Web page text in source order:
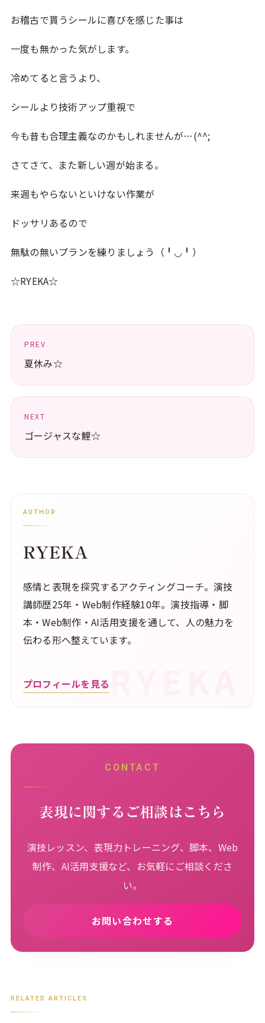
お稽古で貰うシールに喜びを感じた事は
一度も無かった気がします。
冷めてると言うより、
シールより技術アップ重視で
今も昔も合理主義なのかもしれませんが…(^^;
さてさて、また新しい週が始まる。
来週もやらないといけない作業が
ドッサリあるので
無駄の無いプランを練りましょう（╹◡╹）
☆RYEKA☆
PREV
夏休み☆
NEXT
ゴージャスな鯉☆
AUTHOR
RYEKA
感情と表現を探究するアクティングコーチ。演技
講師歴25年・Web制作経験10年。演技指導・脚
本・Web制作・AI活用支援を通して、人の魅力を
伝わる形へ整えています。
プロフィールを見る
CONTACT
表現に関するご相談はこちら
演技レッスン、表現力トレーニング、脚本、Web
制作、AI活用支援など、お気軽にご相談くださ
い。
お問い合わせする
RELATED ARTICLES